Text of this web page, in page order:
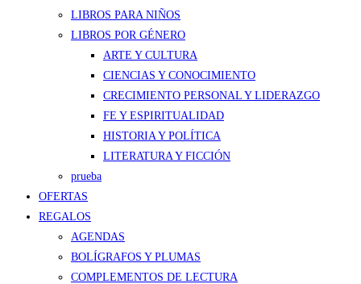
LIBROS PARA NIÑOS
LIBROS POR GÉNERO
ARTE Y CULTURA
CIENCIAS Y CONOCIMIENTO
CRECIMIENTO PERSONAL Y LIDERAZGO
FE Y ESPIRITUALIDAD
HISTORIA Y POLÍTICA
LITERATURA Y FICCIÓN
prueba
OFERTAS
REGALOS
AGENDAS
BOLÍGRAFOS Y PLUMAS
COMPLEMENTOS DE LECTURA